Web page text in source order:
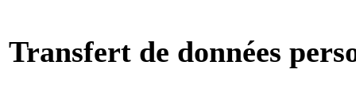
Transfert de données